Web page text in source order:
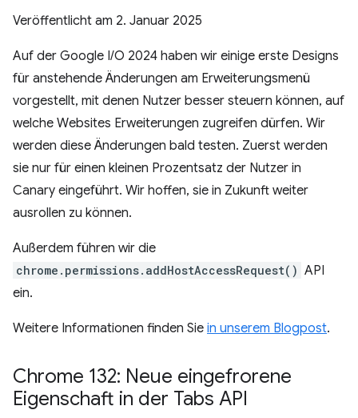
Veröffentlicht am 2. Januar 2025
Auf der Google I/O 2024 haben wir einige erste Designs
für anstehende Änderungen am Erweiterungsmenü
vorgestellt, mit denen Nutzer besser steuern können, auf
welche Websites Erweiterungen zugreifen dürfen. Wir
werden diese Änderungen bald testen. Zuerst werden
sie nur für einen kleinen Prozentsatz der Nutzer in
Canary eingeführt. Wir hoffen, sie in Zukunft weiter
ausrollen zu können.
Außerdem führen wir die
chrome.permissions.addHostAccessRequest() API
ein.
Weitere Informationen finden Sie in unserem Blogpost.
Chrome 132: Neue eingefrorene
Eigenschaft in der Tabs API